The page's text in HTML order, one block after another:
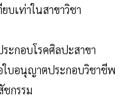
เท่าในสาขาวิชา
ะกอบโรคศิลปะสาขา
ใบอนุญาตประกอบวิชาชีพ
ชกรรม